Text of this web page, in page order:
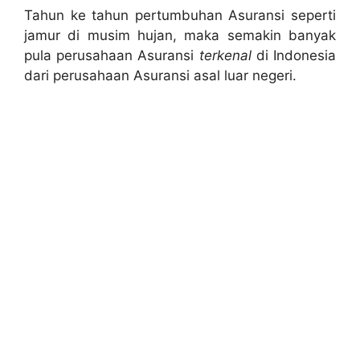
Tahun ke tahun pertumbuhan Asuransi seperti
jamur di musim hujan, maka semakin banyak
pula perusahaan Asuransi terkenaldi Indonesia
dari perusahaan Asuransi asal luar negeri.